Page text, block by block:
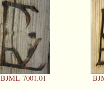
BJML-7001.01